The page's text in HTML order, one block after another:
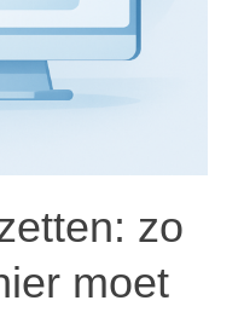
zo
moet